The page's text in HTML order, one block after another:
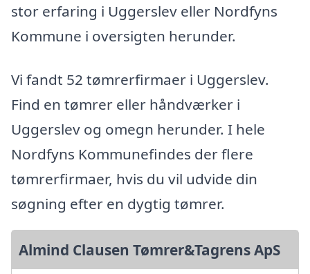
stor erfaring i Uggerslev eller Nordfyns
Kommune i oversigten herunder.
Vi fandt 52 tømrerfirmaer i Uggerslev.
Find en tømrer eller håndværker i
Uggerslev og omegn herunder. I hele
Nordfyns Kommunefindes der flere
tømrerfirmaer, hvis du vil udvide din
søgning efter en dygtig tømrer.
Almind Clausen Tømrer&Tagrens ApS